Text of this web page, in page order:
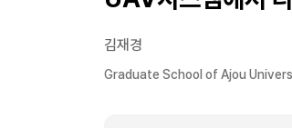
김재경
Graduate School of Ajou